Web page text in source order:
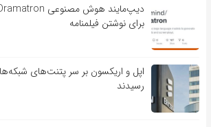
برای نوشتن فیلمنامه
اپل و اریکسون بر سر پتنت‌های
رسیدند